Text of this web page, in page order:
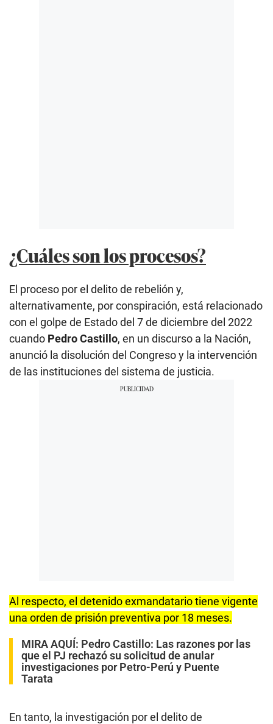
¿Cuáles son los procesos?
El proceso por el delito de rebelión y,
alternativamente, por conspiración, está relacionado
con el golpe de Estado del 7 de diciembre del 2022
cuando Pedro Castillo, en un discurso a la Nación,
anunció la disolución del Congreso y la intervención
de las instituciones del sistema de justicia.
Al respecto, el detenido exmandatario tiene vigente
una orden de prisión preventiva por 18 meses.
MIRA AQUÍ: Pedro Castillo: Las razones por las
que el PJ rechazó su solicitud de anular
investigaciones por Petro-Perú y Puente
Tarata
En tanto, la investigación por el delito de